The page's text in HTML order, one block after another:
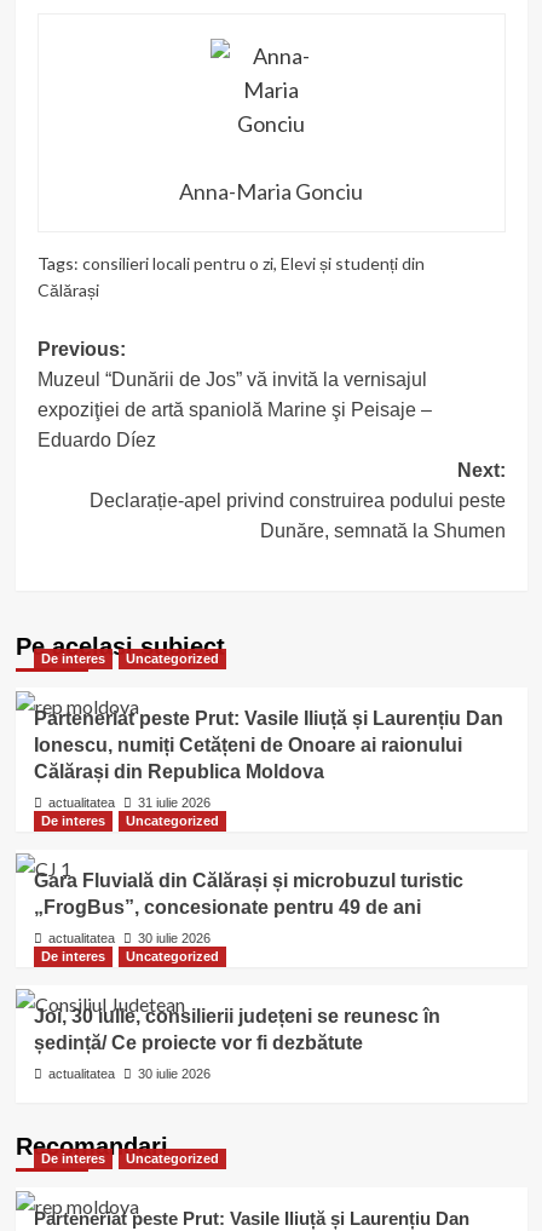
Anna-Maria Gonciu
Tags: consilieri locali pentru o zi, Elevi și studenți din
Călărași
Post
navigation
Previous:
Muzeul “Dunării de Jos” vă invită la vernisajul
expoziţiei de artă spaniolă Marine şi Peisaje –
Eduardo Díez
Next:
Declarație-apel privind construirea podului peste
Dunăre, semnată la Shumen
Pe acelasi subiect
De interes Uncategorized
Parteneriat peste Prut: Vasile Iliuță și Laurențiu Dan
Ionescu, numiți Cetățeni de Onoare ai raionului
Călărași din Republica Moldova
actualitatea
31 iulie 2026
De interes
Uncategorized
Gara Fluvială din Călărași și microbuzul turistic
„FrogBus”, concesionate pentru 49 de ani
actualitatea
30 iulie 2026
De interes
Uncategorized
Joi, 30 iulie, consilierii județeni se reunesc în
ședință/ Ce proiecte vor fi dezbătute
actualitatea 30 iulie 2026
Recomandari
De interes Uncategorized
Parteneriat peste Prut: Vasile Iliuță și Laurențiu Dan